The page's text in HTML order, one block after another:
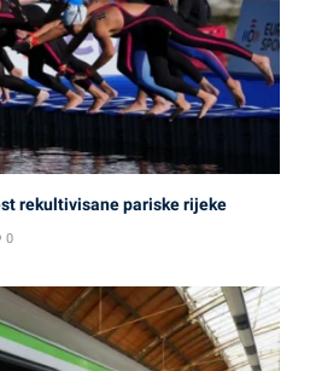
rekultivisane pariske rijeke
0